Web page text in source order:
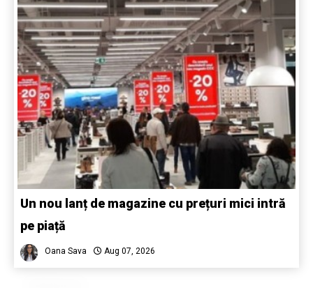
Un nou lanț de magazine cu prețuri mici intră
pe piață
Oana Sava Aug 07, 2026